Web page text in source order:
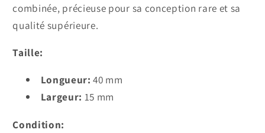
combinée, précieuse pour sa conception rare et sa
qualité supérieure.
Taille:
Longueur: 40 mm
Largeur: 15 mm
Condition: